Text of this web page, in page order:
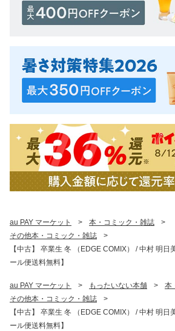
au PAY マーケット > 本・コミック・雑誌
>
その他本・コミック・雑誌
>
【中古】 卒業生 冬 （EDGE COMIX） / 中村 明日
ール便送料無料】
au PAY マーケット > もったいない本舗 > 本
その他本・コミック・雑誌
>
【中古】 卒業生 冬 （EDGE COMIX） / 中村 明日
ール便送料無料】